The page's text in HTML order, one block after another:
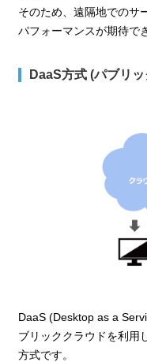
そのため、遠隔地でのサ
パフォーマンスが期待で
DaaS方式 (パブリ
DaaS (Desktop as a
ブリッククラウドを利用
方式です。